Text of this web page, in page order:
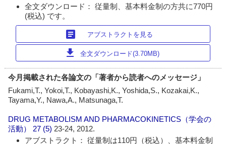
全文ダウンロード： 従量制、基本料金制の方共に770円
(税込) です。
article アブストラクトを見る
download 全文ダウンロード(3.70MB)
今月掲載された各論文の「著者から読者へのメッセージ」
Fukami,T., Yokoi,T., Kobayashi,K., Yoshida,S., Kozakai,K.,
Tayama,Y., Nawa,A., Matsunaga,T.
DRUG METABOLISM AND PHARMACOKINETICS（学会の
活動）
27 (5) 23-24, 2012.
アブストラクト： 従量制は110円（税込）、基本料金制